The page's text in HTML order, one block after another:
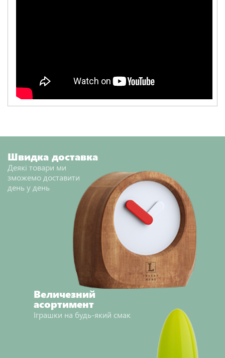
Швидка доставка
Деякі товари ми
зможемо доставити
день у день
Величезний
асортимент
Іграшки на будь-який смак